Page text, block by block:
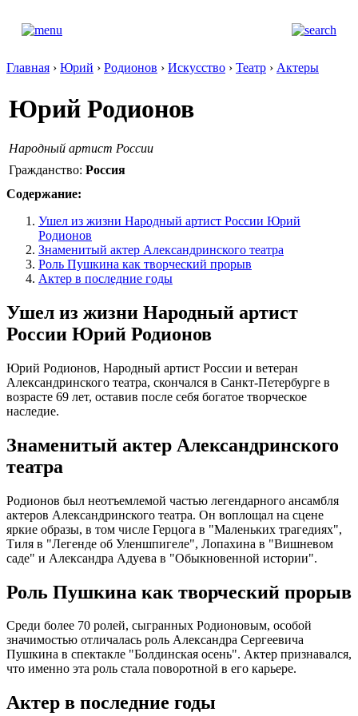
Главная › Юрий › Родионов › Искусство › Театр › Актеры
Юрий Родионов
Народный артист России
Гражданство: Россия
Содержание:
Ушел из жизни Народный артист России Юрий
Родионов
Знаменитый актер Александринского театра
Роль Пушкина как творческий прорыв
Актер в последние годы
Ушел из жизни Народный артист
России Юрий Родионов
Юрий Родионов, Народный артист России и ветеран
Александринского театра, скончался в Санкт-Петербурге в
возрасте 69 лет, оставив после себя богатое творческое
наследие.
Знаменитый актер Александринского
театра
Родионов был неотъемлемой частью легендарного ансамбля
актеров Александринского театра. Он воплощал на сцене
яркие образы, в том числе Герцога в "Маленьких трагедиях",
Тиля в "Легенде об Уленшпигеле", Лопахина в "Вишневом
саде" и Александра Адуева в "Обыкновенной истории".
Роль Пушкина как творческий прорыв
Среди более 70 ролей, сыгранных Родионовым, особой
значимостью отличалась роль Александра Сергеевича
Пушкина в спектакле "Болдинская осень". Актер признавался,
что именно эта роль стала поворотной в его карьере.
Актер в последние годы